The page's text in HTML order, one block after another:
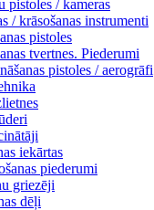
pistoles / kameras
/ krāsošanas instrumenti
pistoles
tvertnes. Piederumi
pistoles / aerogrāfi
iekārtas
piederumi
griezēji
dēļi